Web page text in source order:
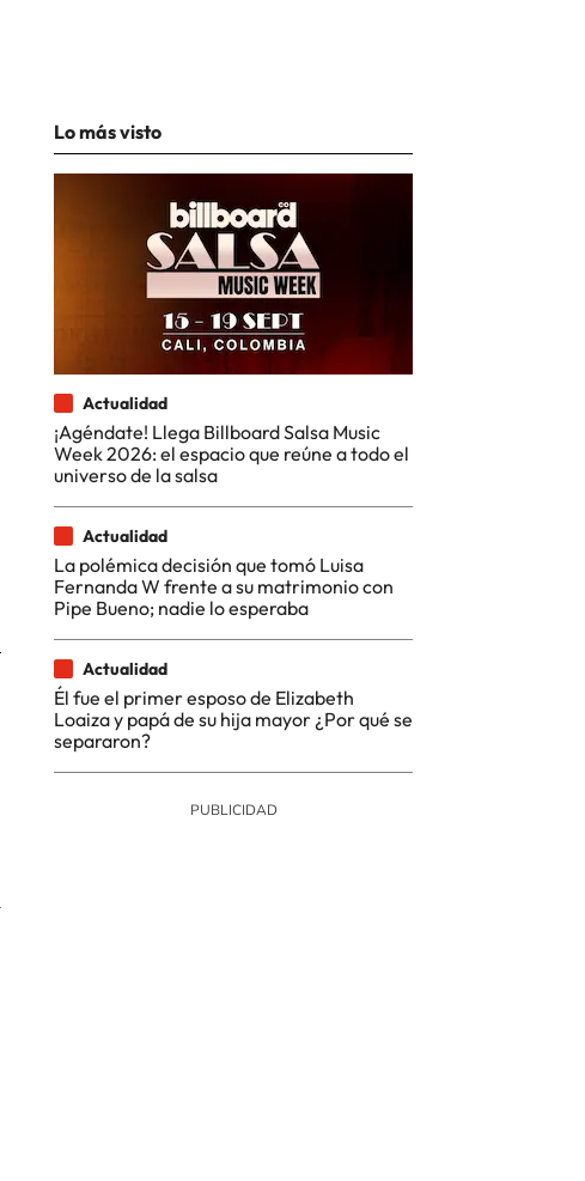
Lo más visto
Actualidad
¡Agéndate! Llega Billboard Salsa Music
Week 2026: el espacio que reúne a todo el
universo de la salsa
Actualidad
La polémica decisión que tomó Luisa
Fernanda W frente a su matrimonio con
Pipe Bueno; nadie lo esperaba
Actualidad
Él fue el primer esposo de Elizabeth
Loaiza y papá de su hija mayor ¿Por qué se
separaron?